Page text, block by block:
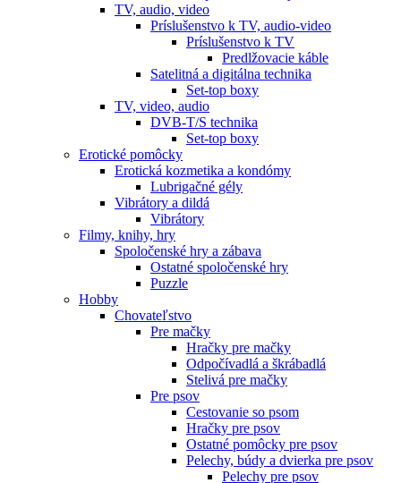
TV, audio, video
Príslušenstvo k TV, audio-video
Príslušenstvo k TV
Predlžovacie káble
Satelitná a digitálna technika
Set-top boxy
TV, video, audio
DVB-T/S technika
Set-top boxy
Erotické pomôcky
Erotická kozmetika a kondómy
Lubrigačné gély
Vibrátory a dildá
Vibrátory
Filmy, knihy, hry
Spoločenské hry a zábava
Ostatné spoločenské hry
Puzzle
Hobby
Chovateľstvo
Pre mačky
Hračky pre mačky
Odpočívadlá a škrábadlá
Stelivá pre mačky
Pre psov
Cestovanie so psom
Hračky pre psov
Ostatné pomôcky pre psov
Pelechy, búdy a dvierka pre psov
Pelechy pre psov